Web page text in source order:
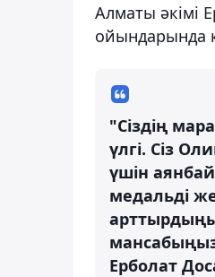
Алматы әкімі
ойындарында
"Сіздің
үлгі. Сіз
үшін
медальді
Ерболат